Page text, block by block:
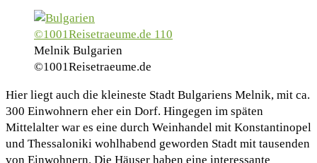
Melnik Bulgarien
©1001Reisetraeume.de
Hier liegt auch die kleineste Stadt Bulgariens Melnik, mit ca.
300 Einwohnern eher ein Dorf. Hingegen im späten
Mittelalter war es eine durch Weinhandel mit Konstantinopel
und Thessaloniki wohlhabend geworden Stadt mit tausenden
von Einwohnern. Die Häuser haben eine interessante